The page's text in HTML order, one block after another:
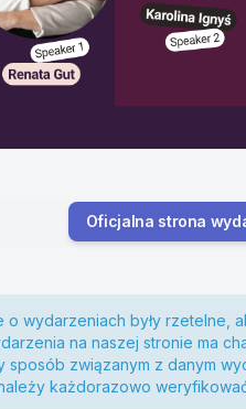
Oficjalna strona
wydarzeniach były
na naszej stronie ma
sposób związanym z danym
każdorazowo